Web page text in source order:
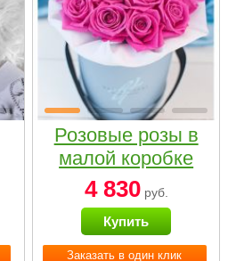
Заказать в один клик
Розовые розы в
малой коробке
4 830руб.
Купить